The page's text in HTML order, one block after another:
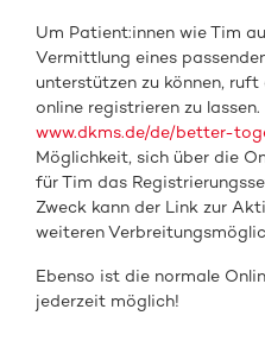
Um Patient:innen wie Tim
Vermittlung eines
unterstützen zu können,
online registrieren zu
www.dkms.de/de/better-
Möglichkeit, sich über die
für Tim das
Zweck kann der Link zur
weiteren
Ebenso ist die normale
jederzeit möglich!